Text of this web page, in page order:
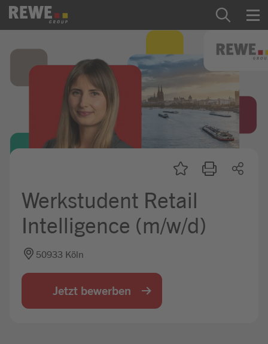
Zum Inhalt springen
Startseite
REWE Group als Arbeitgeber
Ausbildung & Studium
Praktikum & Werkstudium
Mein Kandidat:innenprofil
Werkstudent Retail
Intelligence (m/w/d)
50933 Köln
Jetzt bewerben